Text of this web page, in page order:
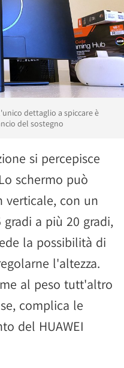
dettaglio a spiccare è
del sostegno
si percepisce
schermo può
verticale, con un
a più 20 gradi,
la possibilità di
l'altezza.
al peso tutt'altro
complica le
del HUAWEI